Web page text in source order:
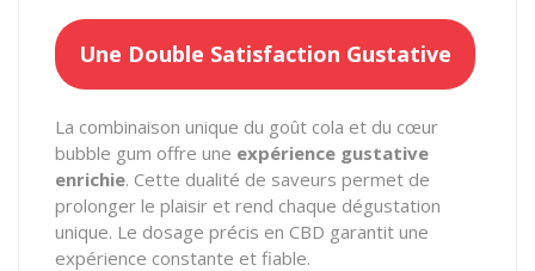
Une Double Satisfaction Gustative
La combinaison unique du goût cola et du cœur
bubble gum offre une expérience gustative
enrichie. Cette dualité de saveurs permet de
prolonger le plaisir et rend chaque dégustation
unique. Le dosage précis en CBD garantit une
expérience constante et fiable.